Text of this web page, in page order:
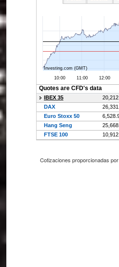
Cotizaciones proporcionadas por